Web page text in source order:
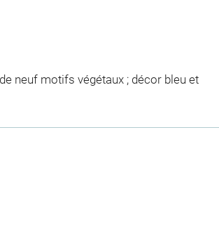
neuf motifs végétaux ; décor bleu et